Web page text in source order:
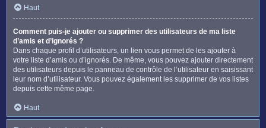
Haut
Comment puis-je ajouter ou supprimer des utilisateurs de ma liste
d’amis et d’ignorés ?
Dans chaque profil d’utilisateurs, un lien vous permet de les ajouter à
votre liste d’amis ou d’ignorés. De même, vous pouvez ajouter directement
des utilisateurs depuis le panneau de contrôle de l’utilisateur en saisissant
leur nom d’utilisateur. Vous pouvez également les supprimer de vos listes
depuis cette même page.
Haut